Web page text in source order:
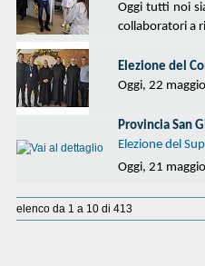
Oggi tutti noi
collaboratori a
Elezione del
Oggi, 22
Provincia San
Elezione del
Oggi, 21
elenco da 1 a 10 di 413